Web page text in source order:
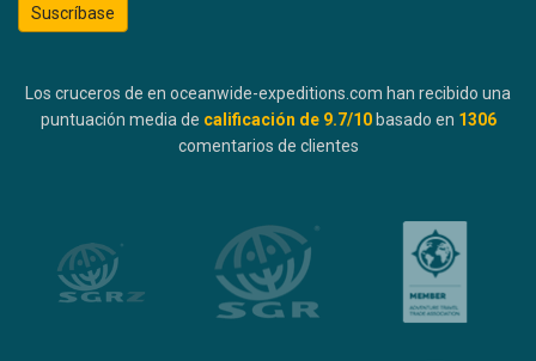
Suscríbase
Los cruceros de en oceanwide-expeditions.com han recibido una
puntuación media de calificación de 9.7/10 basado en 1306
comentarios de clientes